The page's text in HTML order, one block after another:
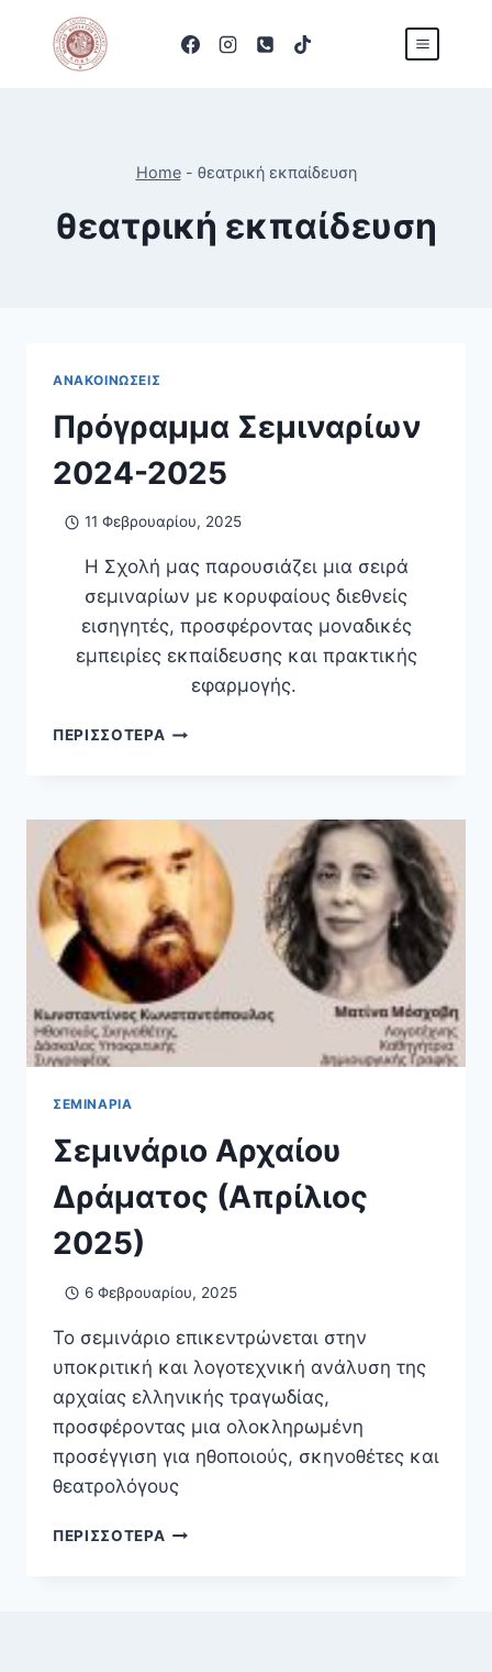
content
Home- θεατρική εκπαίδευση
θεατρική εκπαίδευση
ΑΝΑΚΟΙΝΏΣΕΙΣ
Πρόγραμμα Σεμιναρίων
2024-2025
11 Φεβρουαρίου, 2025
Η Σχολή μας παρουσιάζει μια σειρά
σεμιναρίων με κορυφαίους διεθνείς
εισηγητές, προσφέροντας μοναδικές
εμπειρίες εκπαίδευσης και πρακτικής
εφαρμογής.
ΠΕΡΙΣΣΌΤΕΡΑ ΠΡΌΓΡΑΜΜΑ
ΣΕΜΙΝΆΡΙΑ
Σεμινάριο Αρχαίου
Δράματος (Απρίλιος
2025)
6 Φεβρουαρίου, 2025
Το σεμινάριο επικεντρώνεται στην
υποκριτική και λογοτεχνική ανάλυση της
αρχαίας ελληνικής τραγωδίας,
προσφέροντας μια ολοκληρωμένη
προσέγγιση για ηθοποιούς, σκηνοθέτες και
θεατρολόγους
ΠΕΡΙΣΣΌΤΕΡΑ ΣΕΜΙΝΆΡΙΟ